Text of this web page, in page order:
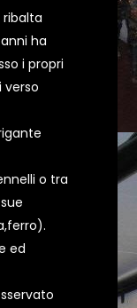
ribalta
ha
i propri
verso
o tra
ed